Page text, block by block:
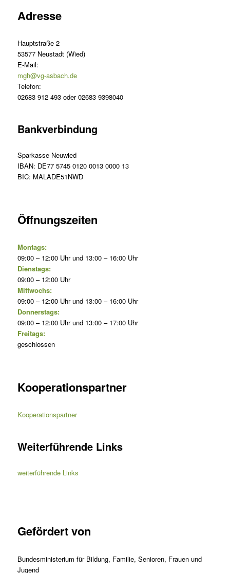
Adresse
Hauptstraße 2
53577 Neustadt (Wied)
E-Mail:
mgh@vg-asbach.de
Telefon:
02683 912 493 oder 02683 9398040
Bankverbindung
Sparkasse Neuwied
IBAN: DE77 5745 0120 0013 0000 13
BIC: MALADE51NWD
Öffnungszeiten
Montags:
09:00 – 12:00 Uhr und 13:00 – 16:00 Uhr
Dienstags:
09:00 – 12:00 Uhr
Mittwochs:
09:00 – 12:00 Uhr und 13:00 – 16:00 Uhr
Donnerstags:
09:00 – 12:00 Uhr und 13:00 – 17:00 Uhr
Freitags:
geschlossen
Kooperationspartner
Kooperationspartner
Weiterführende Links
weiterführende Links
Gefördert von
Bundesministerium für Bildung, Familie, Senioren, Frauen und
Jugend